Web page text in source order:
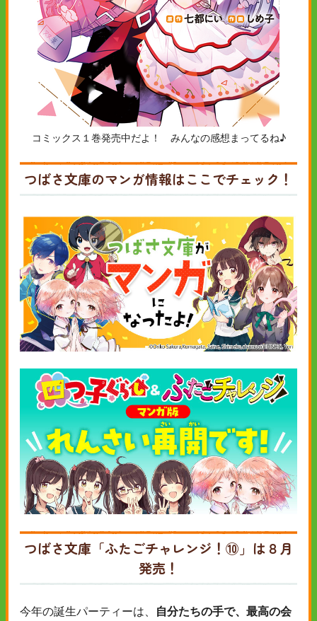
コミックス１巻発売中だよ！ みんなの感想まってるね♪
つばさ文庫のマンガ情報はここでチェック！
つばさ文庫「ふたごチャレンジ！⑩」 は ８月
発売！
今年の誕生パーティーは、 自分たちの手で、最高の会